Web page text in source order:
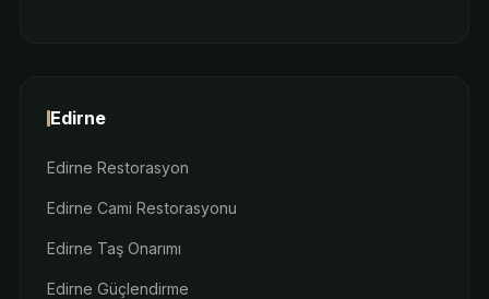
Edirne
Edirne Restorasyon
Edirne Cami Restorasyonu
Edirne Taş Onarımı
Edirne Güçlendirme